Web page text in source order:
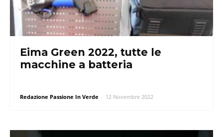
Eima Green 2022, tutte le
macchine a batteria
Redazione Passione In Verde - 12 Novembre 2022